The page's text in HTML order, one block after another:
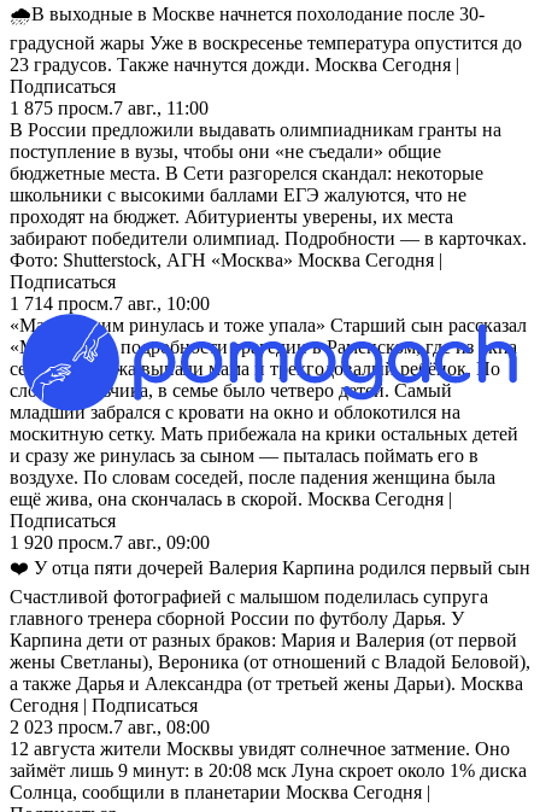
🌧️В выходные в Москве начнется похолодание после 30-
градусной жары Уже в воскресенье температура опустится до
23 градусов. Также начнутся дожди. Москва Сегодня |
Подписаться
1 875 просм.7 авг., 11:00
В России предложили выдавать олимпиадникам гранты на
поступление в вузы, чтобы они «не съедали» общие
бюджетные места. В Сети разгорелся скандал: некоторые
школьники с высокими баллами ЕГЭ жалуются, что не
проходят на бюджет. Абитуриенты уверены, их места
забирают победители олимпиад. Подробности — в карточках.
Фото: Shutterstock, АГН «Москва» Москва Сегодня |
Подписаться
1 714 просм.7 авг., 10:00
«Мама за ним ринулась и тоже упала» Старший сын рассказал
«Москве 24» подробности трагедии в Раменском, где из окна
седьмого этажа выпали мама и трехгодовалый ребёнок. По
словам мальчика, в семье было четверо детей. Самый
младший забрался с кровати на окно и облокотился на
москитную сетку. Мать прибежала на крики остальных детей
и сразу же ринулась за сыном — пыталась поймать его в
воздухе. По словам соседей, после падения женщина была
ещё жива, она скончалась в скорой. Москва Сегодня |
Подписаться
1 920 просм.7 авг., 09:00
❤️ У отца пяти дочерей Валерия Карпина родился первый сын
Счастливой фотографией с малышом поделилась супруга
главного тренера сборной России по футболу Дарья. У
Карпина дети от разных браков: Мария и Валерия (от первой
жены Светланы), Вероника (от отношений с Владой Беловой),
а также Дарья и Александра (от третьей жены Дарьи). Москва
Сегодня | Подписаться
2 023 просм.7 авг., 08:00
12 августа жители Москвы увидят солнечное затмение. Оно
займёт лишь 9 минут: в 20:08 мск Луна скроет около 1% диска
Солнца, сообщили в планетарии Москва Сегодня |